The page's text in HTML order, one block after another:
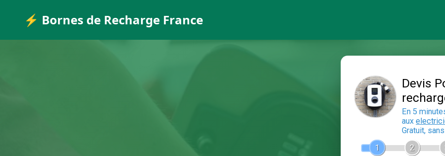
⚡ Bornes de Recharge France